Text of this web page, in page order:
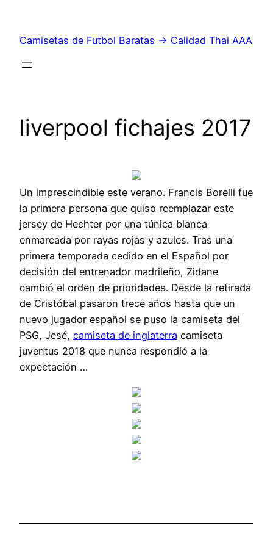
contenido
Camisetas de Futbol Baratas → Calidad Thai AAA
liverpool fichajes 2017
Un imprescindible este verano. Francis Borelli fue
la primera persona que quiso reemplazar este
jersey de Hechter por una túnica blanca
enmarcada por rayas rojas y azules. Tras una
primera temporada cedido en el Español por
decisión del entrenador madrileño, Zidane
cambió el orden de prioridades. Desde la retirada
de Cristóbal pasaron trece años hasta que un
nuevo jugador español se puso la camiseta del
PSG, Jesé, camiseta de inglaterra camiseta
juventus 2018 que nunca respondió a la
expectación …